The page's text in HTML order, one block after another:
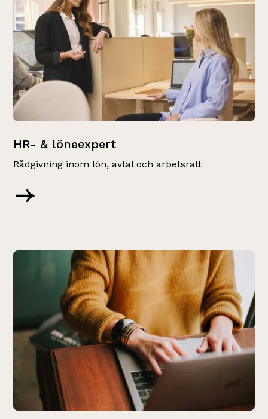
HR- & löneexpert
Rådgivning inom lön, avtal och arbetsrätt